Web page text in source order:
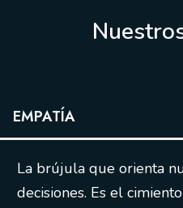
EMPATÍA
La brújula que orienta
decisiones. Es el